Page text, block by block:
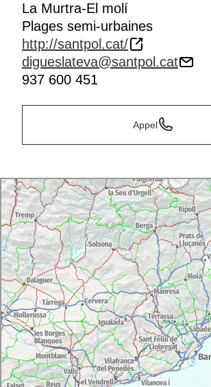
La Murtra-El molí
Plages semi-urbaines
http://santpol.cat/
digueslateva@santpol.cat
937 600 451
Appel